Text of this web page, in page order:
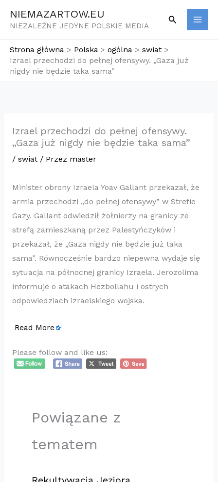
NIEMAZARTOW.EU
NIEZALEŻNE JEDYNE POLSKIE MEDIA
Szukaj
Strona główna Polska ogólna
swiat
Izrael przechodzi do pełnej ofensywy. „Gaza już
nigdy nie będzie taka sama”
Izrael przechodzi do pełnej ofensywy.
„Gaza już nigdy nie będzie taka sama”
/ swiat/ Przez master
Minister obrony Izraela Yoav Gallant przekazał, że
armia przechodzi „do pełnej ofensywy” w Strefie
Gazy. Gallant odwiedził żołnierzy na granicy ze
strefą zamieszkaną przez Palestyńczyków i
przekazał, że „Gaza nigdy nie będzie już taka
sama”. Równocześnie bardzo niepewna wydaje się
sytuacja na północnej granicy Izraela. Jerozolima
informuje o atakach Hezbollahu i ostrych
odpowiedziach izraelskiego wojska.
Read More
Please follow and like us:
Powiązane z
tematem